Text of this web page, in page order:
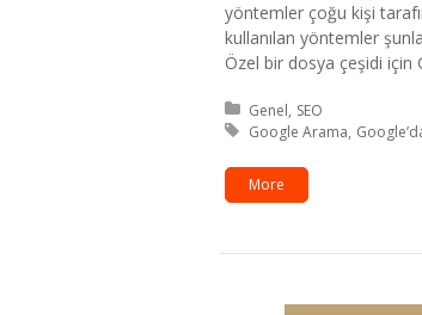
yöntemler çoğu kişi
kullanılan yöntemler
Özel bir dosya çeşidi için
Kategori:
Genel SEO
Etiket:
Google Arama
More